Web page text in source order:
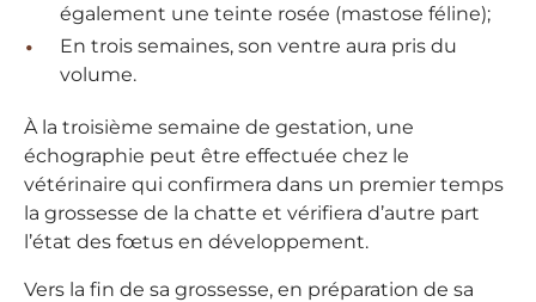
également une teinte rosée (mastose féline);
En trois semaines, son ventre aura pris du
volume.
À la troisième semaine de gestation, une
échographie peut être effectuée chez le
vétérinaire qui confirmera dans un premier temps
la grossesse de la chatte et vérifiera d’autre part
l’état des fœtus en développement.
Vers la fin de sa grossesse, en préparation de sa